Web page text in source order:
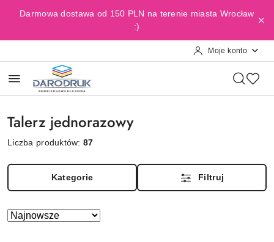
Przejdź do treści głównej
Przejdź do wyszukiwarki
Przejdź do moje konto
Przejdź do menu głównego
Przejdź do stopki
Darmowa dostawa od 150 PLN na terenie miasta Wrocław
:)
Moje konto
Talerz jednorazowy
Liczba produktów:87
Kategorie Filtruj
Zastosowano
Sortuj